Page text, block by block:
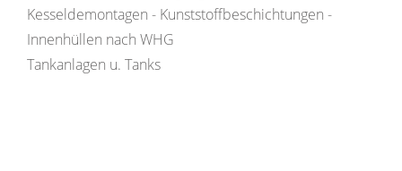
Kesseldemontagen - Kunststoffbeschichtungen -
Innenhüllen nach WHG
Tankanlagen u. Tanks